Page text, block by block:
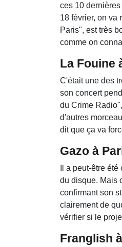
ces 10
18 février, on va
Paris", est très
comme on
La Fouine
C'était une des
son concert
du Crime
d'autres
dit que ça va
Gazo à
Il a peut-être
du disque. Mais
confirmant son
clairement de
vérifier si le
Franglish